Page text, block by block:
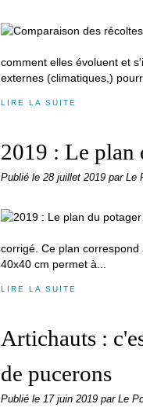
comment elles évoluent et
externes (climatiques,)
LIRE LA SUITE
2019 : Le plan
Publié le 28 juillet 2019 par Le
corrigé. Ce plan
40x40 cm permet à...
LIRE LA SUITE
Artichauts :
de pucerons
Publié le 17 juin 2019 par Le